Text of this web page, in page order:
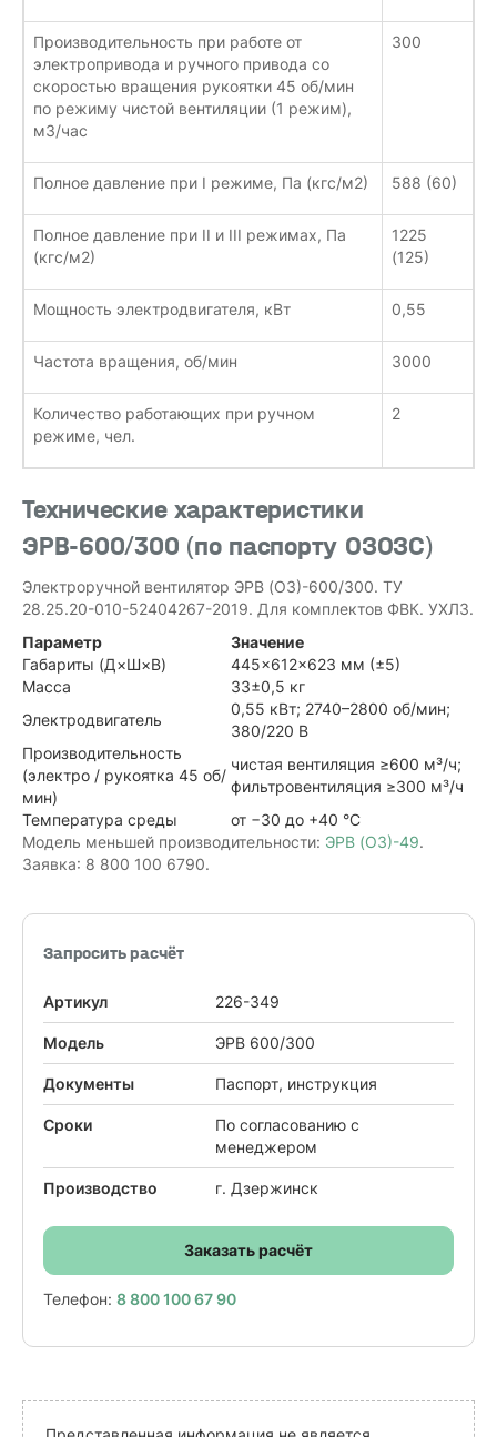
Производительность при работе от
электропривода и ручного привода со
скоростью вращения рукоятки 45 об/мин
по режиму чистой вентиляции (1 режим),
м3/час
300
Полное давление при I режиме, Па (кгс/м2) 588 (60)
Полное давление при II и III режимах, Па
(кгс/м2)
1225
(125)
Мощность электродвигателя, кВт 0,55
Частота вращения, об/мин 3000
Количество работающих при ручном
режиме, чел.
2
Технические характеристики
ЭРВ-600/300 (по паспорту ОЗОЗС)
Электроручной вентилятор ЭРВ (ОЗ)-600/300. ТУ
28.25.20-010-52404267-2019. Для комплектов ФВК. УХЛ3.
Параметр
Значение
Габариты (Д×Ш×В)
445×612×623 мм (±5)
Масса
33±0,5 кг
Электродвигатель
0,55 кВт; 2740–2800 об/мин;
380/220 В
Производительность
(электро / рукоятка 45 об/
мин)
чистая вентиляция ≥600 м³/ч;
фильтровентиляция ≥300 м³/ч
Температура среды
от −30 до +40 °C
Модель меньшей производительности: ЭРВ (ОЗ)-49.
Заявка: 8 800 100 6790.
Запросить расчёт
Артикул 226-349
Модель ЭРВ 600/300
Документы Паспорт, инструкция
Сроки
По согласованию с
менеджером
Производство г. Дзержинск
Заказать расчёт
Телефон: 8 800 100 67 90